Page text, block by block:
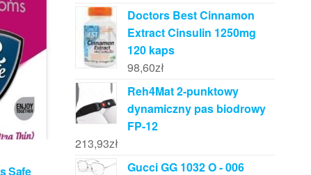
Safe
Doctors Best Cinnamon
Extract Cinsulin 1250mg
120 kaps
98,60zł
Reh4Mat 2-punktowy
dynamiczny pas biodrowy
FP-12
213,93zł
Gucci GG 1032 O - 006